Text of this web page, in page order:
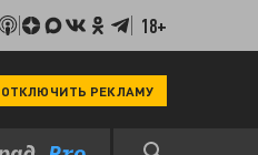
18+
ОТКЛЮЧИТЬ РЕКЛАМУ